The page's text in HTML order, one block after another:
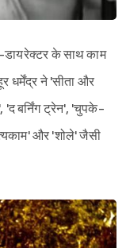
डायरेक्टर के साथ काम
धर्मेंद्र ने 'सीता और
बर्निंग ट्रेन', 'चुपके-
और 'शोले' जैसी